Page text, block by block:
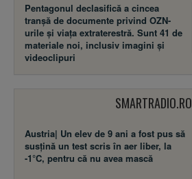
Pentagonul declasifică a cincea
tranșă de documente privind OZN-
urile și viața extraterestră. Sunt 41 de
materiale noi, inclusiv imagini și
videoclipuri
SMARTRADIO.RO
Austria| Un elev de 9 ani a fost pus să
susţină un test scris în aer liber, la
-1°C, pentru că nu avea mască